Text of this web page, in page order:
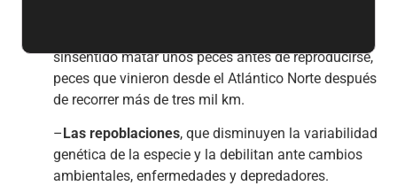
sinsentido matar unos peces antes de reproducirse,
peces que vinieron desde el Atlántico Norte después
de recorrer más de tres mil km.
– Las repoblaciones, que disminuyen la variabilidad
genética de la especie y la debilitan ante cambios
ambientales, enfermedades y depredadores.